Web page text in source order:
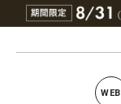
WEB